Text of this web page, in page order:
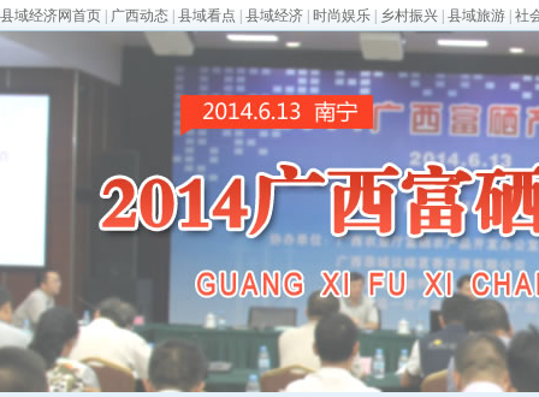
县域经济网首页 广西动态 县域看点 县域经济 时尚娱乐 乡村振兴 县域旅游 社